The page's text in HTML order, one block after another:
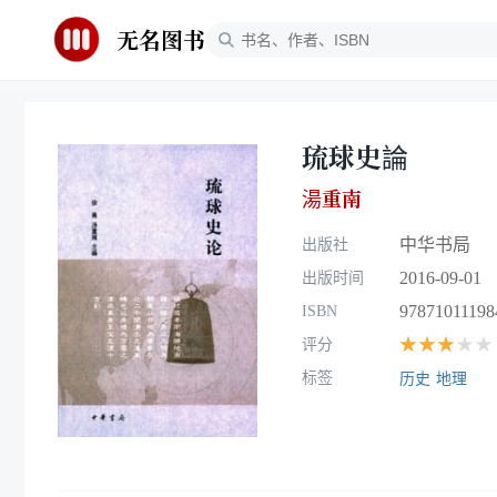
无名图书
琉球史論
湯重南
出版社 中华书局
出版时间 2016-09-01
ISBN
评分 ★★★★★
标签 历史 地理